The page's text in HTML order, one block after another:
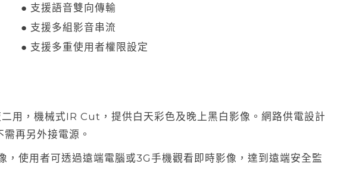
● 支援語音雙向傳輸
● 支援多組影音串流
● 支援多重使用者權限設定
用，機械式IR Cut，提供白天彩色及晚上黑白影像。網路供電設計
再另外接電源。
使用者可透過遠端電腦或3G手機觀看即時影像，達到遠端安全監